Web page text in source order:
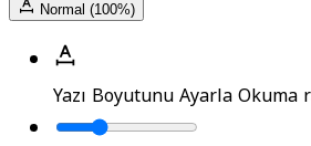
Normal (100%)
Yazı Boyutunu AyarlaOkuma